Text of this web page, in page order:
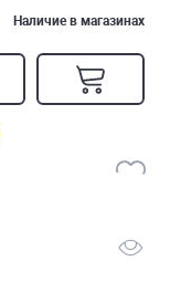
Наличие в магазинах